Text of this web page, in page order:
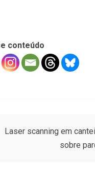
conteúdo
Laser scanning em
sobre